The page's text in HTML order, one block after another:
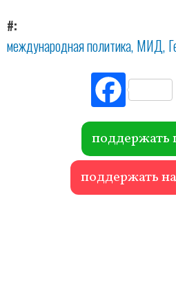
#
международная политика МИД
Fac
ebo
ok
поддержать
поддержать